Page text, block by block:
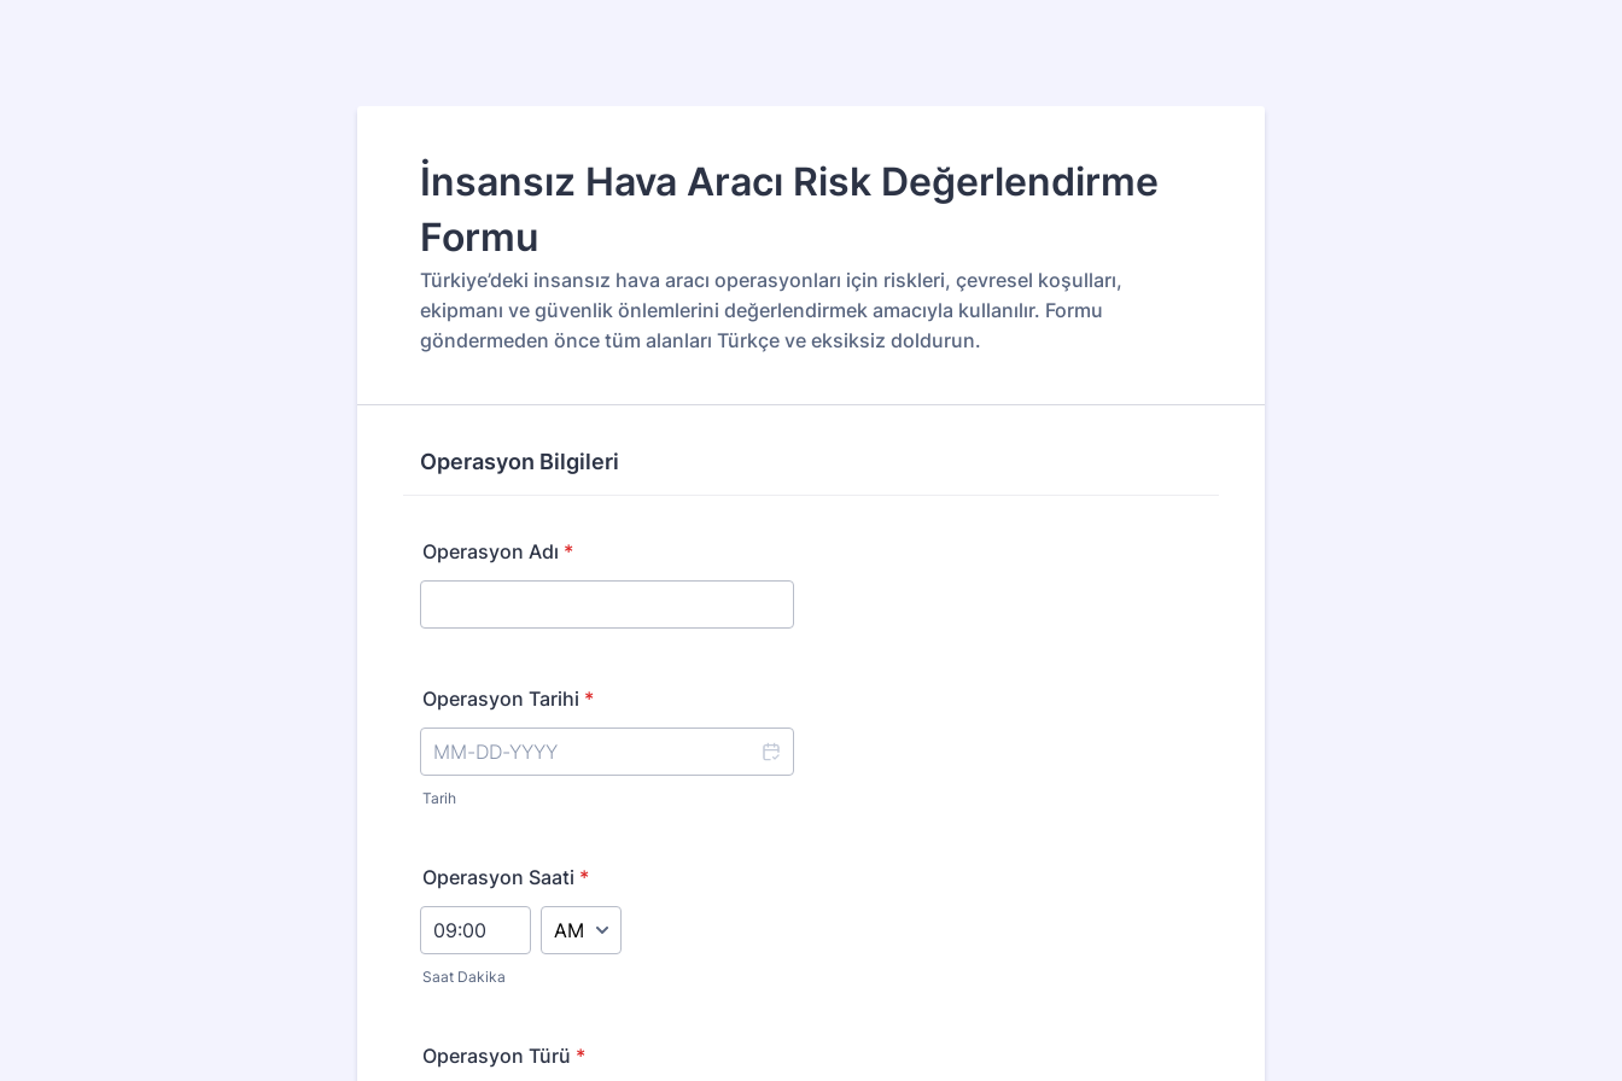
İnsansız Hava Aracı Risk Değerlendirme
Formu
Türkiye’deki insansız hava aracı operasyonları için riskleri, çevresel koşulları,
ekipmanı ve güvenlik önlemlerini değerlendirmek amacıyla kullanılır. Formu
göndermeden önce tüm alanları Türkçe ve eksiksiz doldurun.
Operasyon Bilgileri
Operasyon Adı *
Operasyon Tarihi *
Tarih
Operasyon Saati *
Saat Dakika
AM/PM Option
Operasyon Türü *